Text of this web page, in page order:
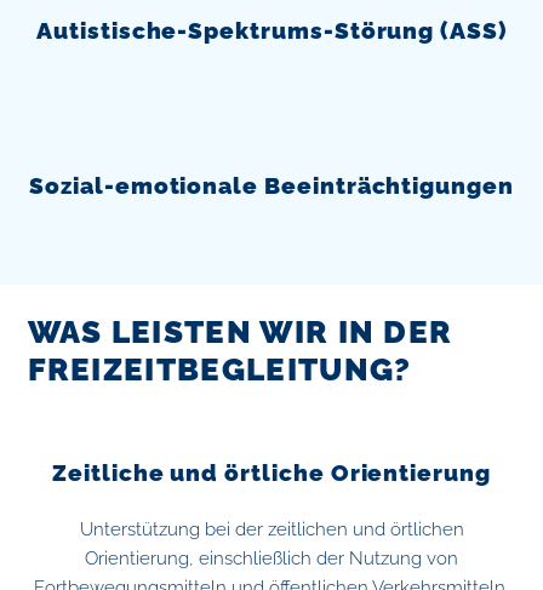
Autistische-Spektrums-Störung (ASS)
Sozial-emotionale Beeinträchtigungen
WAS LEISTEN WIR IN DER
FREIZEITBEGLEITUNG?
Zeitliche und örtliche Orientierung
Unterstützung bei der zeitlichen und örtlichen
Orientierung, einschließlich der Nutzung von